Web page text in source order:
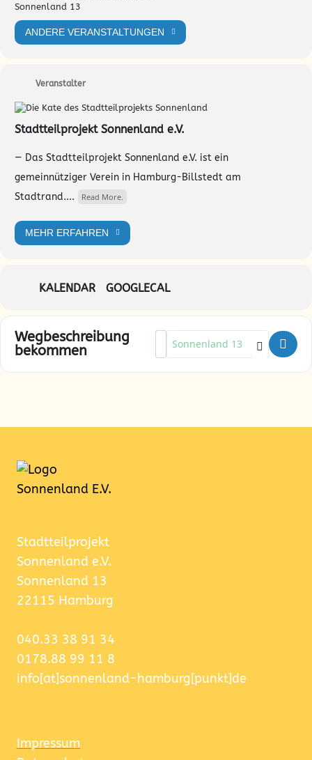
Sonnenland 13
ANDERE VERANSTALTUNGEN
Veranstalter
Stadtteilprojekt Sonnenland e.V.
— Das Stadtteilprojekt Sonnenland e.V. ist ein
gemeinnütziger Verein in Hamburg-Billstedt am
Stadtrand....
Read More.
MEHR ERFAHREN
KALENDAR GOOGLECAL
Wegbeschreibung
bekommen
Address - Dorfplatz:
Destination Address -
Stadtteilprojekt
Sonnenland e.V.
Sonnenland 13
22115 Hamburg
040.33 38 91 34
0178.88 99 11 8
info[at]sonnenland-hamburg[punkt]de
Impressum